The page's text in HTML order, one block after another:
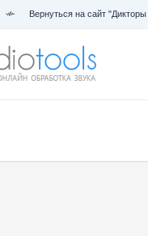
Вернуться на сайт